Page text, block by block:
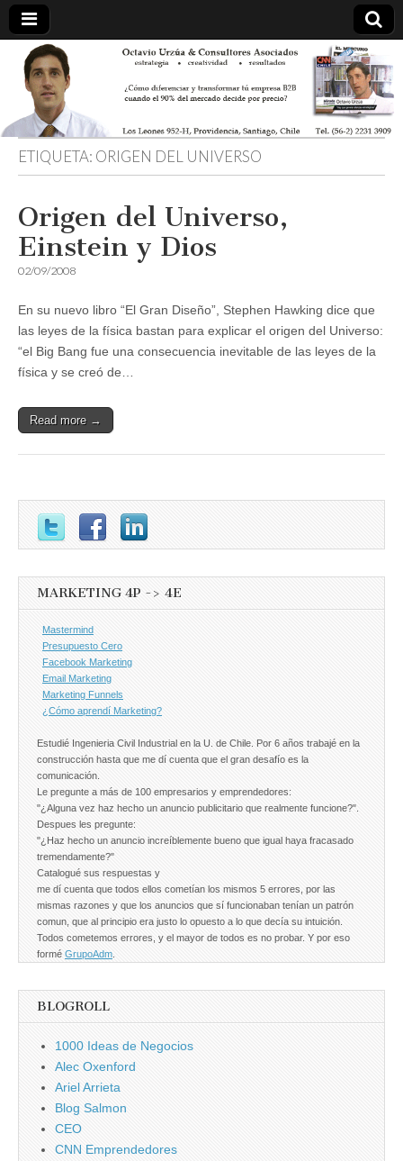
ETIQUETA: ORIGEN DEL UNIVERSO
Origen del Universo,
Einstein y Dios
02/09/2008
En su nuevo libro “El Gran Diseño”, Stephen Hawking dice que
las leyes de la física bastan para explicar el origen del Universo:
“el Big Bang fue una consecuencia inevitable de las leyes de la
física y se creó de…
Read more →
MARKETING 4P -> 4E
Mastermind
Presupuesto Cero
Facebook Marketing
Email Marketing
Marketing Funnels
¿Cómo aprendí Marketing?
Estudié Ingenieria Civil Industrial en la U. de Chile. Por 6 años trabajé en la
construcción hasta que me dí cuenta que el gran desafío es la
comunicación.
Le pregunte a más de 100 empresarios y emprendedores:
"¿Alguna vez haz hecho un anuncio publicitario que realmente funcione?".
Despues les pregunte:
"¿Haz hecho un anuncio increíblemente bueno que igual haya fracasado
tremendamente?"
Catalogué sus respuestas y
me dí cuenta que todos ellos cometían los mismos 5 errores, por las
mismas razones y que los anuncios que sí funcionaban tenían un patrón
comun, que al principio era justo lo opuesto a lo que decía su intuición.
Todos cometemos errores, y el mayor de todos es no probar. Y por eso
formé GrupoAdm
BLOGROLL
1000 Ideas de Negocios
Alec Oxenford
Ariel Arrieta
Blog Salmon
CEO
CNN Emprendedores